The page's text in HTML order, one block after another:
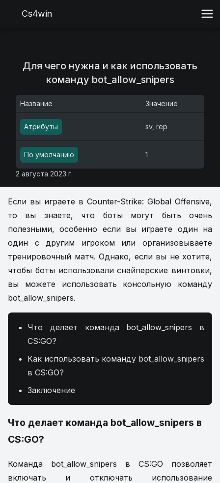
Cs4win
Для чего нужна и как использовать
команду bot_allow_snipers
Название Значение
Атрибуты sv, rep
По умолчанию 1
2 августа 2023 г.
Если вы играете в Counter-Strike: Global Offensive,
то вы знаете, что боты могут быть очень
полезными, особенно если вы играете один на
один с другим игроком или организовываете
тренировочный матч. Однако, если вы не хотите,
чтобы боты использовали снайперские винтовки,
вы можете использовать консольную команду
bot_allow_snipers.
Что делает команда bot_allow_snipers в
CS:GO?
Как использовать команду bot_allow_snipers
в CS:GO?
Заключение
Что делает команда bot_allow_snipers в
CS:GO?
Команда bot_allow_snipers в CS:GO позволяет
включать и отключать использование